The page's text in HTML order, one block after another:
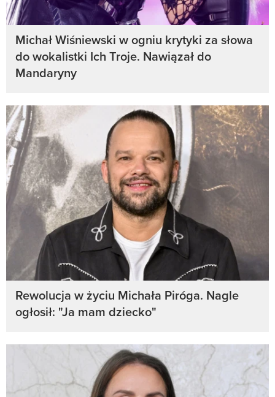
Michał Wiśniewski w ogniu krytyki za słowa
do wokalistki Ich Troje. Nawiązał do
Mandaryny
Rewolucja w życiu Michała Piróga. Nagle
ogłosił: "Ja mam dziecko"